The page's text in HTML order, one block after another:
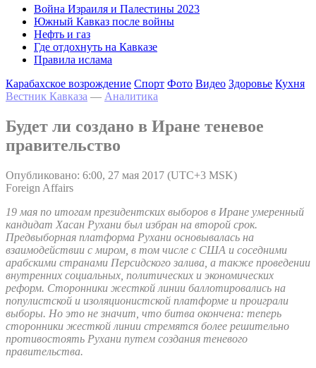
Война Израиля и Палестины 2023
Южный Кавказ после войны
Нефть и газ
Где отдохнуть на Кавказе
Правила ислама
Карабахское возрождение Спорт Фото Видео Здоровье Кухня
Вестник Кавказа — Аналитика
Будет ли создано в Иране теневое
правительство
Опубликовано: 6:00, 27 мая 2017 (UTC+3 MSK)
Foreign Affairs
19 мая по итогам президентских выборов в Иране умеренный
кандидат Хасан Рухани был избран на второй срок.
Предвыборная платформа Рухани основывалась на
взаимодействии с миром, в том числе с США и соседними
арабскими странами Персидского залива, а также проведении
внутренних социальных, политических и экономических
реформ. Сторонники жесткой линии баллотировались на
популистской и изоляционистской платформе и проиграли
выборы. Но это не значит, что битва окончена: теперь
сторонники жесткой линии стремятся более решительно
противостоять Рухани путем создания теневого
правительства.